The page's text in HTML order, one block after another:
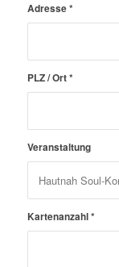
Adresse*
PLZ / Ort*
Veranstaltung
Kartenanzahl*